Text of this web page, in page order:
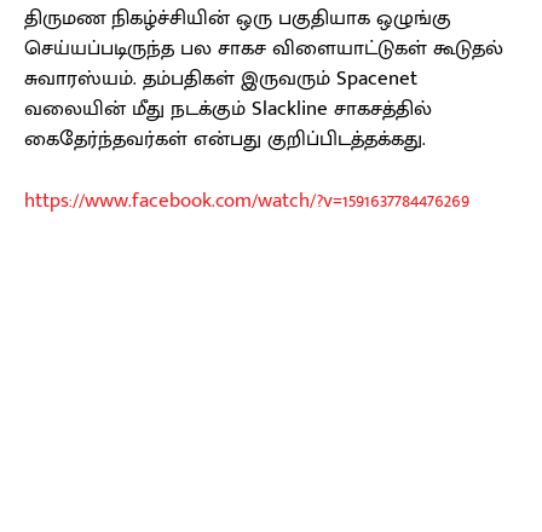
திருமண நிகழ்ச்சியின் ஒரு பகுதியாக ஒழுங்கு
செய்யப்படிருந்த பல சாகச விளையாட்டுகள் கூடுதல்
சுவாரஸ்யம். தம்பதிகள் இருவரும் Spacenet
வலையின் மீது நடக்கும் Slackline சாகசத்தில்
கைதேர்ந்தவர்கள் என்பது குறிப்பிடத்தக்கது.
https://www.facebook.com/watch/?v=1591637784476269